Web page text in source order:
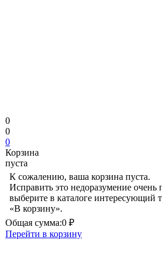
0
0
0
Корзина
пуста
К сожалению, ваша корзина пуста.
Исправить это недоразумение очень
выберите в каталоге интересующий
«В корзину».
Общая сумма:0 ₽
Перейти в корзину